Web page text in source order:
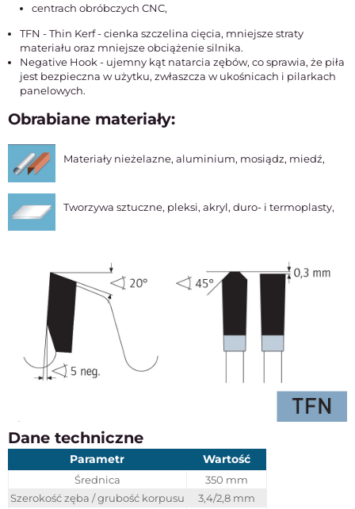
centrach obróbczych CNC,
TFN - Thin Kerf - cienka szczelina cięcia, mniejsze straty
materiału oraz mniejsze obciążenie silnika.
Negative Hook - ujemny kąt natarcia zębów, co sprawia, że piła
jest bezpieczna w użytku, zwłaszcza w ukośnicach i pilarkach
panelowych.
Obrabiane materiały:
Materiały nieżelazne, aluminium, mosiądz, miedź,
Tworzywa sztuczne, pleksi, akryl, duro- i termoplasty,
Dane techniczne
Parametr Wartość
Średnica
350 mm
Szerokość zęba / grubość korpusu
3,4/2,8 mm